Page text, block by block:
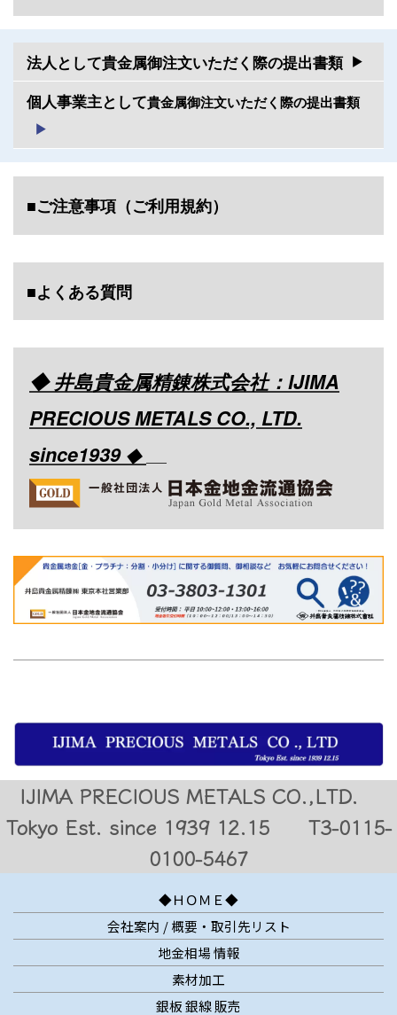
法人として貴金属御注文いただく際の提出書類
個人事業主として貴金属御注文いただく際の提出書類
■ご注意事項（ご利用規約）
■よくある質問
◆ 井島貴金属精錬株式会社：IJIMA
PRECIOUS METALS CO., LTD.
since1939 ◆
IJIMA PRECIOUS METALS CO.,LTD.
Tokyo Est. since 1939 12.15 T3-0115-
0100-5467
◆ＨＯＭＥ◆
会社案内 / 概要・取引先リスト
地金相場 情報
素材加工
銀板 銀線 販売